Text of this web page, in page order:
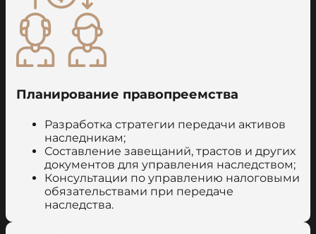
Планирование правопреемства
Разработка стратегии передачи активов
наследникам;
Составление завещаний, трастов и других
документов для управления наследством;
Консультации по управлению налоговыми
обязательствами при передаче
наследства.